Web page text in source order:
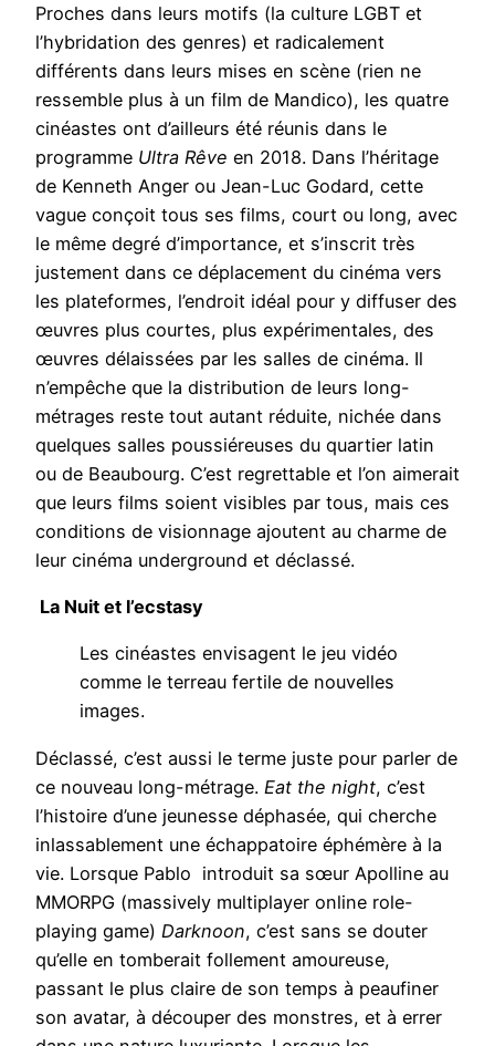
Proches dans leurs motifs (la culture LGBT et
l’hybridation des genres) et radicalement
différents dans leurs mises en scène (rien ne
ressemble plus à un film de Mandico), les quatre
cinéastes ont d’ailleurs été réunis dans le
programme Ultra Rêve en 2018. Dans l’héritage
de Kenneth Anger ou Jean-Luc Godard, cette
vague conçoit tous ses films, court ou long, avec
le même degré d’importance, et s’inscrit très
justement dans ce déplacement du cinéma vers
les plateformes, l’endroit idéal pour y diffuser des
œuvres plus courtes, plus expérimentales, des
œuvres délaissées par les salles de cinéma. Il
n’empêche que la distribution de leurs long-
métrages reste tout autant réduite, nichée dans
quelques salles poussiéreuses du quartier latin
ou de Beaubourg. C’est regrettable et l’on aimerait
que leurs films soient visibles par tous, mais ces
conditions de visionnage ajoutent au charme de
leur cinéma underground et déclassé.
La Nuit et l’ecstasy
Les cinéastes envisagent le jeu vidéo
comme le terreau fertile de nouvelles
images.
Déclassé, c’est aussi le terme juste pour parler de
ce nouveau long-métrage. Eat the night, c’est
l’histoire d’une jeunesse déphasée, qui cherche
inlassablement une échappatoire éphémère à la
vie. Lorsque Pablo introduit sa sœur Apolline au
MMORPG (massively multiplayer online role-
playing game) Darknoon, c’est sans se douter
qu’elle en tomberait follement amoureuse,
passant le plus claire de son temps à peaufiner
son avatar, à découper des monstres, et à errer